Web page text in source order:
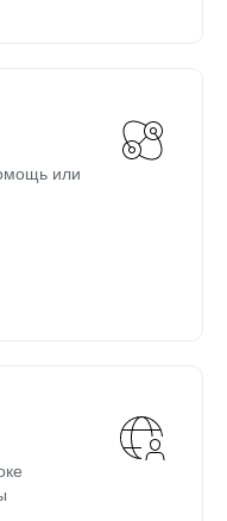
или